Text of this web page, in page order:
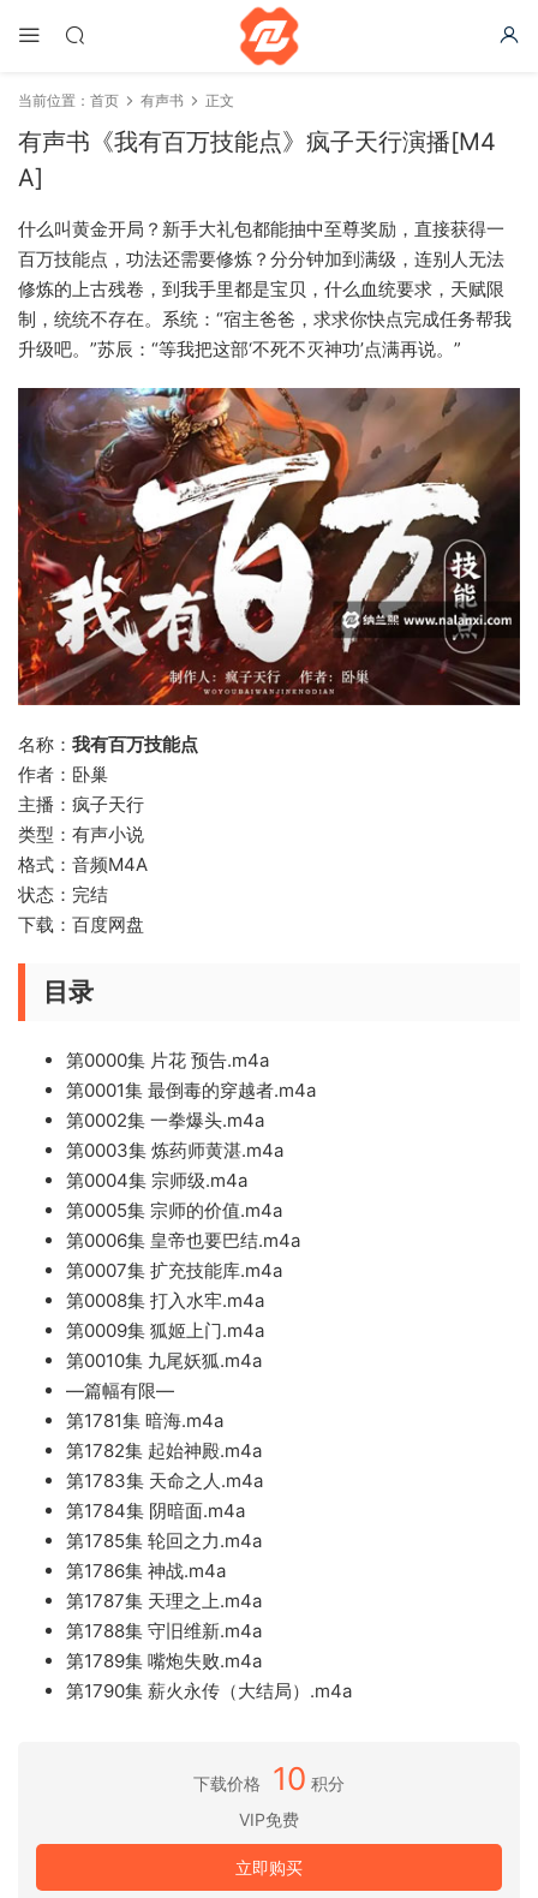
当前位置： 首页 有声书 正文
有声书《我有百万技能点》疯子天行演播[M4
A]
什么叫黄金开局？新手大礼包都能抽中至尊奖励，直接获得一
百万技能点，功法还需要修炼？分分钟加到满级，连别人无法
修炼的上古残卷，到我手里都是宝贝，什么血统要求，天赋限
制，统统不存在。系统：“宿主爸爸，求求你快点完成任务帮我
升级吧。”苏辰：“等我把这部‘不死不灭神功’点满再说。”
名称： 我有百万技能点
作者：卧巢
主播：疯子天行
类型：有声小说
格式：音频M4A
状态：完结
下载：百度网盘
目录
第0000集 片花 预告.m4a
第0001集 最倒毒的穿越者.m4a
第0002集 一拳爆头.m4a
第0003集 炼药师黄湛.m4a
第0004集 宗师级.m4a
第0005集 宗师的价值.m4a
第0006集 皇帝也要巴结.m4a
第0007集 扩充技能库.m4a
第0008集 打入水牢.m4a
第0009集 狐姬上门.m4a
第0010集 九尾妖狐.m4a
—篇幅有限—
第1781集 暗海.m4a
第1782集 起始神殿.m4a
第1783集 天命之人.m4a
第1784集 阴暗面.m4a
第1785集 轮回之力.m4a
第1786集 神战.m4a
第1787集 天理之上.m4a
第1788集 守旧维新.m4a
第1789集 嘴炮失败.m4a
第1790集 薪火永传（大结局）.m4a
下载价格 10 积分
VIP免费
立即购买